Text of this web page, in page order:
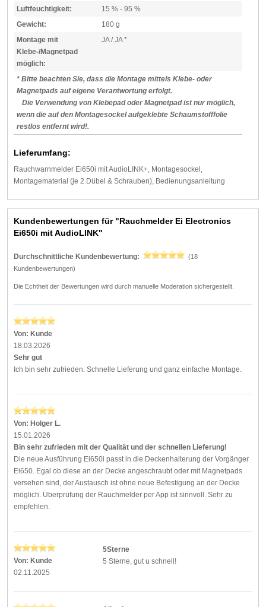
Luftfeuchtigkeit:
15 % - 95 %
Gewicht:
180 g
Montage mit
Klebe-/Magnetpad
möglich:
JA / JA *
* Bitte beachten Sie, dass die Montage mittels Klebe- oder
Magnetpads auf eigene Verantwortung erfolgt.
Die Verwendung von Klebepad oder Magnetpad ist nur möglich,
wenn die auf den Montagesockel aufgeklebte Schaumstofffolie
restlos entfernt wird!.
Lieferumfang:
Rauchwarnmelder Ei650i mit AudioLINK+, Montagesockel,
Montagematerial (je 2 Dübel & Schrauben), Bedienungsanleitung
Kundenbewertungen für "Rauchmelder Ei Electronics
Ei650i mit AudioLINK"
Durchschnittliche Kundenbewertung:
(18
Kundenbewertungen)
Die Echtheit der Bewertungen wird durch manuelle Moderation sichergestellt.
Von: Kunde
18.03.2026
Sehr gut
Ich bin sehr zufrieden. Schnelle Lieferung und ganz einfache Montage.
Von: Holger L.
15.01.2026
Bin sehr zufrieden mit der Qualität und der schnellen Lieferung!
Die neue Ausführung Ei650i passt in die Deckenhalterung der Vorgänger
Ei650. Egal ob diese an der Decke angeschraubt oder mit Magnetpads
versehen sind, der Austausch ist ohne neue Befestigung an der Decke
möglich. Überprüfung der Rauchmelder per App ist sinnvoll. Sehr zu
empfehlen.
Von: Kunde
02.11.2025
5Sterne
5 Sterne, gut u schnell!